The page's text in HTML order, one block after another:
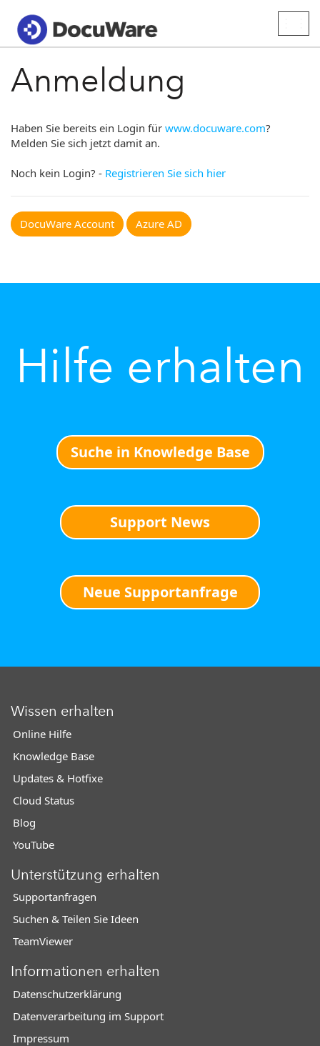
Anmeldung
Haben Sie bereits ein Login für www.docuware.com?
Melden Sie sich jetzt damit an.
Noch kein Login? - Registrieren Sie sich hier
DocuWare Account Azure AD
Hilfe erhalten
Suche in Knowledge Base
Support News
Neue Supportanfrage
Wissen erhalten
Online Hilfe
Knowledge Base
Updates & Hotfixe
Cloud Status
Blog
YouTube
Unterstützung erhalten
Supportanfragen
Suchen & Teilen Sie Ideen
TeamViewer
Informationen erhalten
Datenschutzerklärung
Datenverarbeitung im Support
Impressum